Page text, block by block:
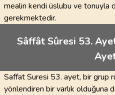
mealin kendi üslubu ve tonuyla
gerekmektedir.
Sâffât Sûresi 53.
Saffat Suresi 53. ayet, bir grup
yönlendiren bir varlık olduğuna